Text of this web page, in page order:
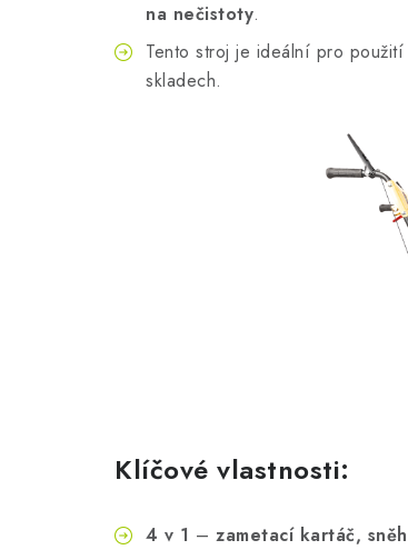
na nečistoty.
Tento stroj je ideální pro
skladech.
Klíčové vlastnosti:
4 v 1 – zametací kartáč,